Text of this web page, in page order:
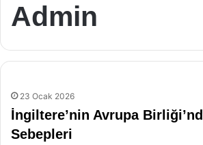
Admin
23 Ocak 2026
İngiltere’nin Avrupa
Sebepleri